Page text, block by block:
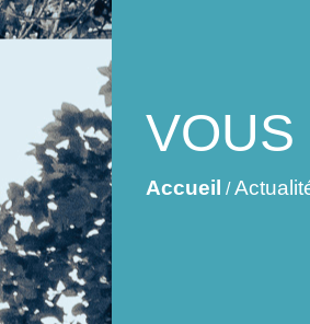
VOUS
Accueil /